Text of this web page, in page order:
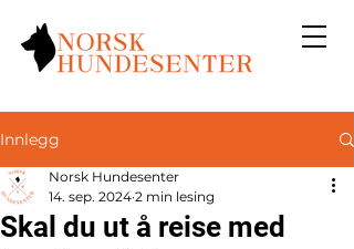
Innlegg
Skal du ut å reise med
Norsk Hundesenter
14. sep. 2024 2 min lesing